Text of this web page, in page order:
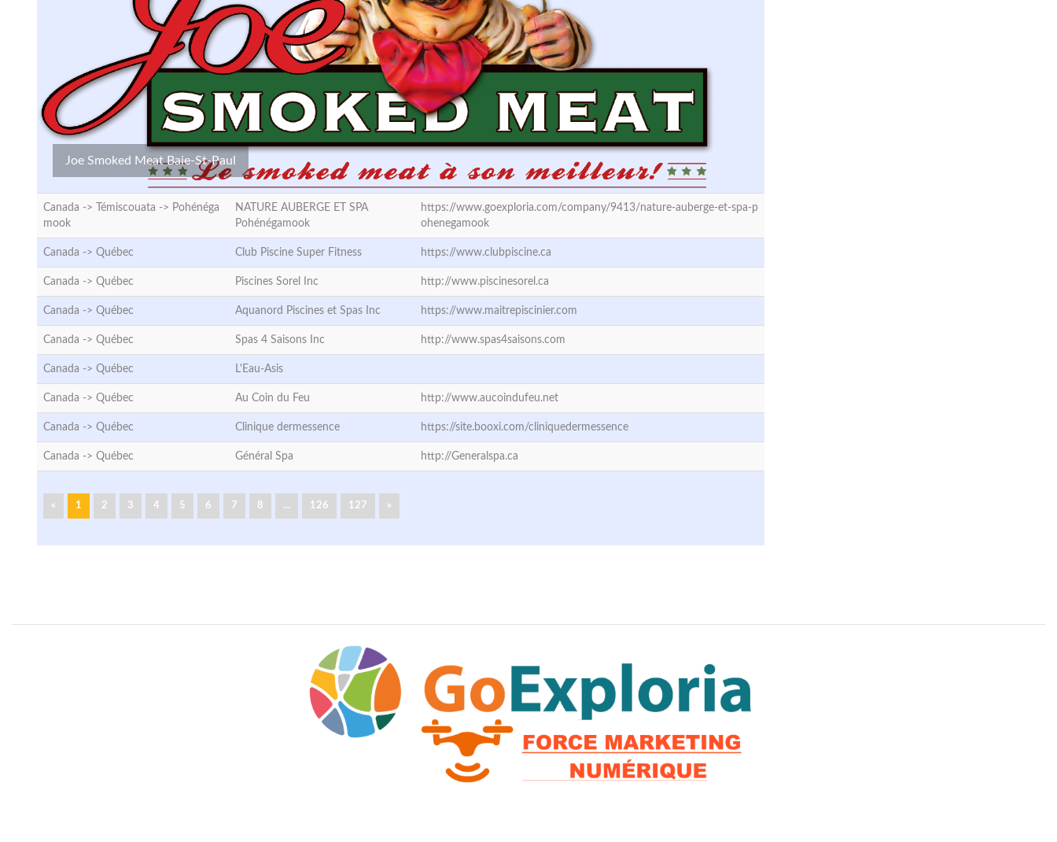
Joe Smoked Meat Baie-St-Paul
Canada -> Témiscouata -> Pohénéga
mook
NATURE AUBERGE ET SPA
Pohénégamook
https://www.goexploria.com/company/9413/nature-auberge-et-spa-p
ohenegamook
Canada -> Québec Club Piscine Super Fitness https://www.clubpiscine.ca
Canada -> Québec Piscines Sorel Inc http://www.piscinesorel.ca
Canada -> Québec Aquanord Piscines et Spas Inc https://www.maitrepiscinier.com
Canada -> Québec Spas 4 Saisons Inc http://www.spas4saisons.com
Canada -> Québec L'Eau-Asis
Canada -> Québec Au Coin du Feu http://www.aucoindufeu.net
Canada -> Québec Clinique dermessence https://site.booxi.com/cliniquedermessence
Canada -> Québec Général Spa http://Generalspa.ca
« 1 2 3 4 5 6 7 8 ... 126 127 »